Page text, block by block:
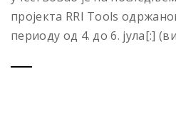
пројекта RRI Tools
периоду од 4. до 6. јула[:]